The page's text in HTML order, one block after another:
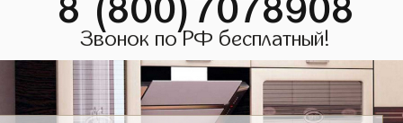
Звонок по РФ бесплатный!